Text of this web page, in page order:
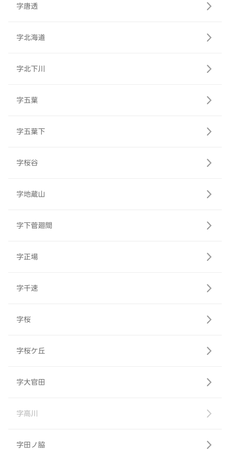
字唐透
字北海道
字北下川
字五葉
字五葉下
字桜谷
字地蔵山
字下菅廻間
字正場
字千速
字桜
字桜ケ丘
字大官田
字高川
字田ノ脇